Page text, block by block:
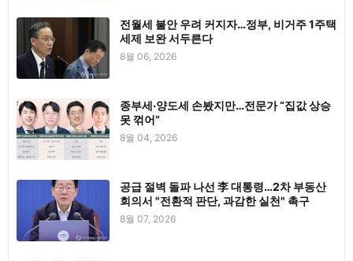
전월세 불안 우려 커지자…정부, 비거주 1주택
세제 보완 서두른다
8월 06, 2026
종부세·양도세 손봤지만…전문가 “집값 상승
못 꺾어”
8월 04, 2026
공급 절벽 돌파 나선 李 대통령…2차 부동산
회의서 "전환적 판단, 과감한 실천" 촉구
8월 07, 2026